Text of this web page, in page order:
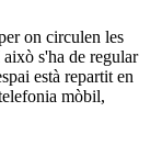
on circulen les
això s'ha de regular
està repartit en
mòbil,